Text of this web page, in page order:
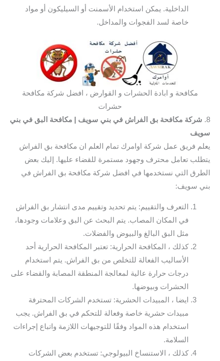
الداخلية. يمكن استخدام الأسمنت أو السيليكون أو مواد
خاصة لسد الفجوات والمداخل.
مكافحة و ابادة الحشرات و القوارض ، افضل شركة مكافحة
حشرات
8. شركة مكافحة بق الفراش في بني سويف
| مكافحة البق في بني
سويف
يعلم فريق عمل شركة اوامرك تمام العلم ان مكافحة بق الفراش
يتطلب تعامل محترف وجهود مستمرة للقضاء عليها. إليك بعض
الطرق التي نستخدمها في افضل شركة مكافحة بق الفراش في
بني سويف:
التعرف والتقييم: يتم تحديد وتقييم مدى انتشار بق الفراش
في المكان المصاب. يتم البحث عن البق وعلامات وجودها،
مثل البق البالغ والبيوض والفضلات.
كذلك ، المكافحة الحرارية: تعتبر المكافحة الحرارية أحد
الأساليب الفعالة للتخلص من بق الفراش. يتم استخدام
درجات حرارة عالية لمعالجة المنطقة المصابة والقضاء على
الحشرات وبيوضها.
ايضا ، المبيدات الحشرية: تستخدم الشركات المحترفة
مبيدات حشرية خاصة وفعالة للتحكم في بق الفراش. يجب
استخدام هذه المواد وفقًا للتوجيهات اللازمة واتباع إجراءات
السلامة.
كذلك ، الاستنساخ البيولوجي: تستخدم بعض الشركات